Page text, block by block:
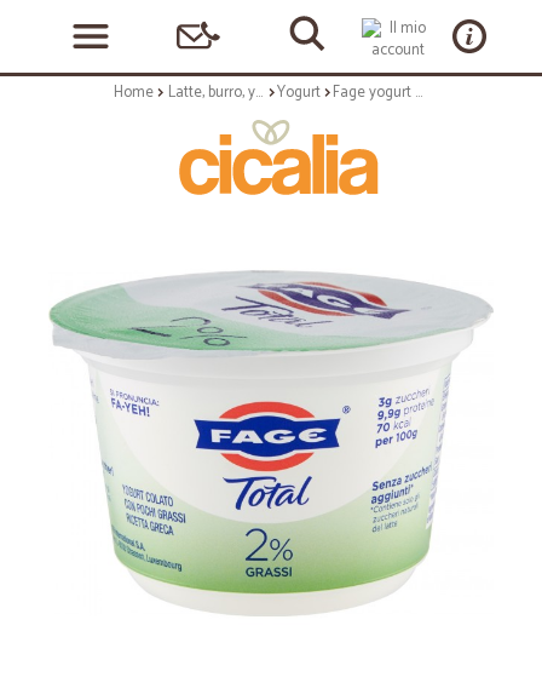
Home Latte, burro, yogurt Yogurt Fage yogurt greco bianco Total 2% Grassi 170 gr.